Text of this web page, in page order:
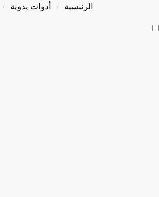
الرئيسية / أدوات يدوية /